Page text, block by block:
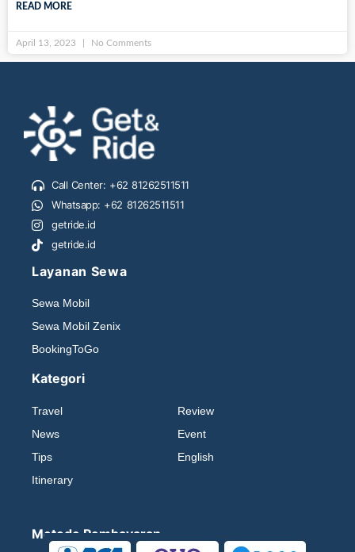
READ MORE
April 13, 2023 No Comments
Call Center: +62 81262511511
Whatsapp: +62 81262511511
getride.id
getride.id
Layanan Sewa
Sewa Mobil
Sewa Mobil Zenix
BookingToGo
Kategori
Travel
News
Tips
Itinerary
Review
Event
English
Metode Pembayaran